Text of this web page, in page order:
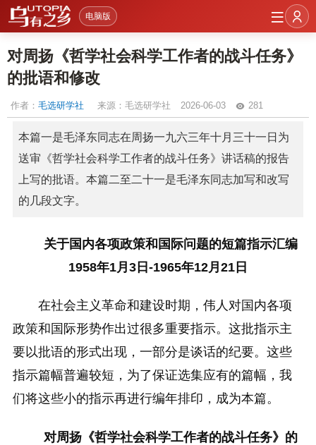
电脑版
对周扬《哲学社会科学工作者的战斗任务》
的批语和修改
作者： 毛选研学社 来源：毛选研学社 2026-06-03 281
本篇一是毛泽东同志在周扬一九六三年十月三十一日为
送审《哲学社会科学工作者的战斗任务》讲话稿的报告
上写的批语。本篇二至二十一是毛泽东同志加写和改写
的几段文字。
关于国内各项政策和国际问题的短篇指示汇编
1958年1月3日-1965年12月21日
在社会主义革命和建设时期，伟人对国内各项
政策和国际形势作出过很多重要指示。这批指示主
要以批语的形式出现，一部分是谈话的纪要。这些
指示篇幅普遍较短，为了保证选集应有的篇幅，我
们将这些小的指示再进行编年排印，成为本篇。
对周扬《哲学社会科学工作者的战斗任务》的